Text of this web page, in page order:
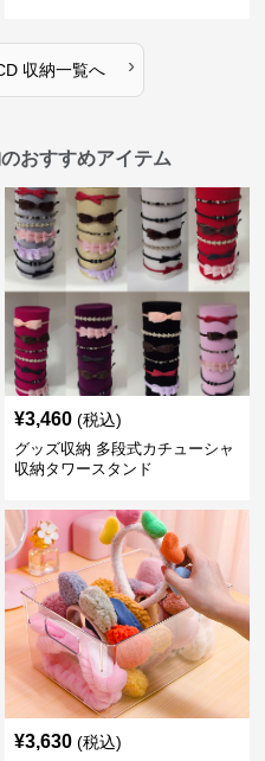
収納一覧へ ›
おすすめアイテム
¥3,460 (税込)
グッズ収納 多段式カチューシャ
収納タワースタンド
¥3,630 (税込)